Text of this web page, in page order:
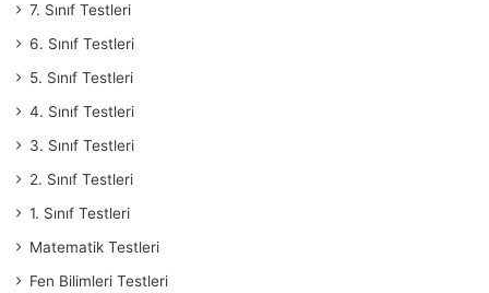
7. Sınıf Testleri
6. Sınıf Testleri
5. Sınıf Testleri
4. Sınıf Testleri
3. Sınıf Testleri
2. Sınıf Testleri
1. Sınıf Testleri
Matematik Testleri
Fen Bilimleri Testleri